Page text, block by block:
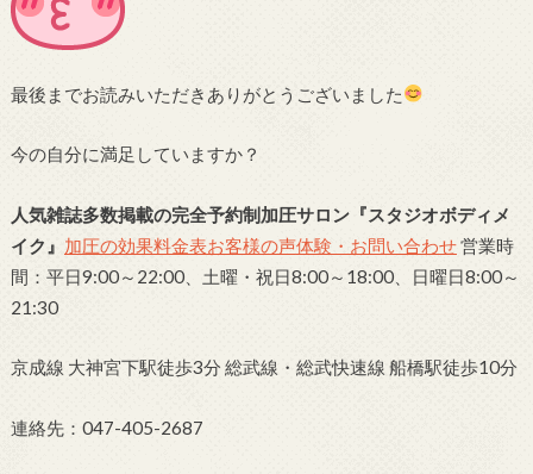
最後までお読みいただきありがとうございました
今の自分に満足していますか？
人気雑誌多数掲載の完全予約制加圧サロン『スタジオボディメ
イク』 加圧の効果料金表お客様の声体験・お問い合わせ営業時
間：平日9:00～22:00、土曜・祝日8:00～18:00、日曜日8:00～
21:30
京成線 大神宮下駅徒歩3分 総武線・総武快速線 船橋駅徒歩10分
連絡先：047-405-2687